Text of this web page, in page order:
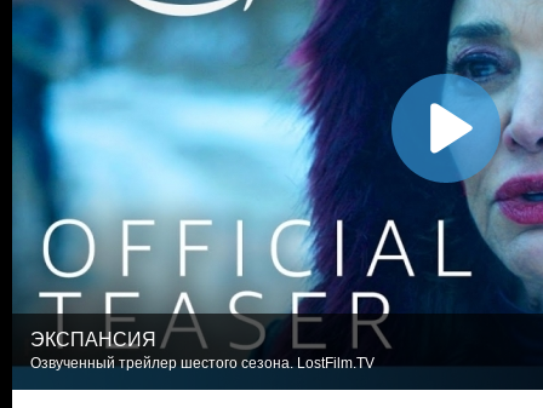
ЭКСПАНСИЯ
Озвученный трейлер шестого сезона. LostFilm.TV